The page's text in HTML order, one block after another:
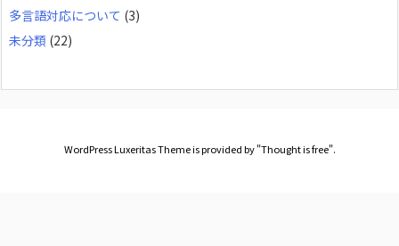
多言語対応について (3)
未分類 (22)
WordPress Luxeritas Theme is provided by "Thought is free".